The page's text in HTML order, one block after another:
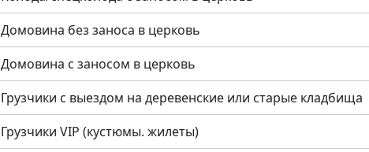
Домовина без заноса в церковь
Домовина с заносом в церковь
Грузчики с выездом на деревенские или старые кладбища
Грузчики VIP (кустюмы. жилеты)